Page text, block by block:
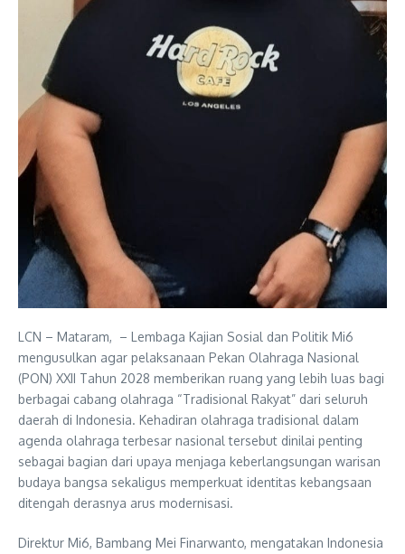
LCN – Mataram, – Lembaga Kajian Sosial dan Politik Mi6
mengusulkan agar pelaksanaan Pekan Olahraga Nasional
(PON) XXII Tahun 2028 memberikan ruang yang lebih luas bagi
berbagai cabang olahraga “Tradisional Rakyat” dari seluruh
daerah di Indonesia. Kehadiran olahraga tradisional dalam
agenda olahraga terbesar nasional tersebut dinilai penting
sebagai bagian dari upaya menjaga keberlangsungan warisan
budaya bangsa sekaligus memperkuat identitas kebangsaan
ditengah derasnya arus modernisasi.
Direktur Mi6, Bambang Mei Finarwanto, mengatakan Indonesia